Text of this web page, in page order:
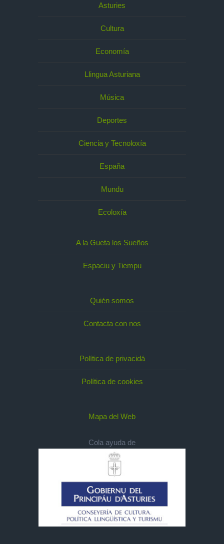
Asturies
Cultura
Economía
Llingua Asturiana
Música
Deportes
Ciencia y Tecnoloxía
España
Mundu
Ecoloxía
A la Gueta los Sueños
Espaciu y Tiempu
Quién somos
Contacta con nos
Política de privacidá
Política de cookies
Mapa del Web
Cola ayuda de